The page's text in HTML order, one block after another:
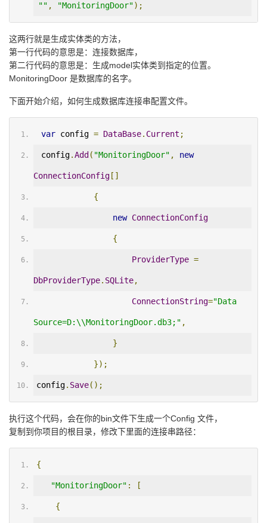
"" , "MonitoringDoor");
这两行就是生成实体类的方法，
第一行代码的意思是：连接数据库，
第二行代码的意思是：生成model实体类到指定的位置。
MonitoringDoor 是数据库的名字。
下面开始介绍，如何生成数据库连接串配置文件。
var config = DataBase. Current ;
config.Add ( "MonitoringDoor" , new
ConnectionConfig[]
{
new ConnectionConfig
{
ProviderType =
DbProviderType. SQLite,
ConnectionString="Data
Source=D:\\MonitoringDoor.db3;" ,
}
});
config. Save();
执行这个代码，会在你的bin文件下生成一个Config 文件，
复制到你项目的根目录，修改下里面的连接串路径：
{
"MonitoringDoor" : [
{